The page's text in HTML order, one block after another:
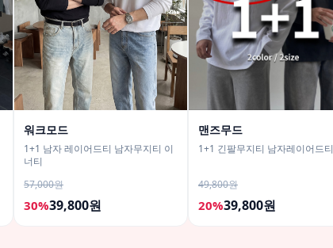
워크모드
1+1 남자 레이어드티 남자무지티 이
너티
57,000원
30%39,800원
맨즈무드
1+1 긴팔무지티 남자레이어드티
49,800원
20%39,800원